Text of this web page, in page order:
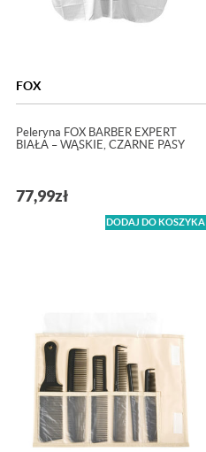
FOX
Peleryna FOX BARBER EXPERT
BIAŁA – WĄSKIE, CZARNE PASY
77,99zł
DODAJ DO KOSZYKA